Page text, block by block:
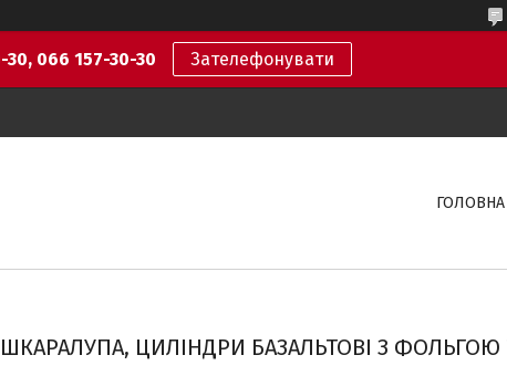
30, 066 157-30-30 Зателефонувати
ГОЛОВНА
ШКАРАЛУПА, ЦИЛІНДРИ БАЗАЛЬТОВІ З